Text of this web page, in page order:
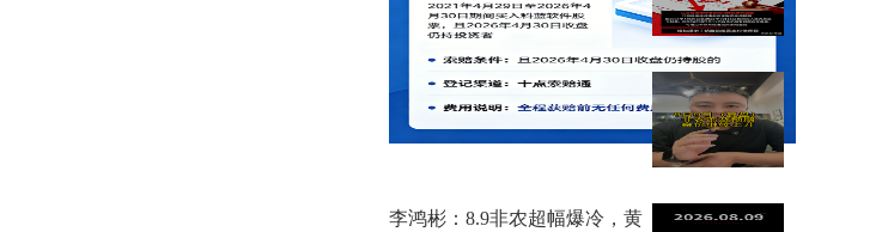
8月9日复盘，非农不及预期，
金价大涨！
李鸿彬：8.9非农超幅爆冷，黄